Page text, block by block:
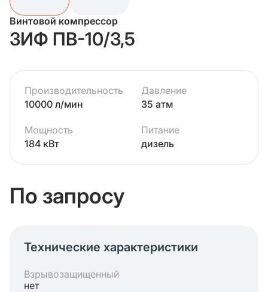
Винтовой компрессор
ЗИФ ПВ-10/3,5
Производительность
10000 л/мин
Давление
35 атм
Мощность
184 кВт
Питание
дизель
По запросу
Технические характеристики
Взрывозащищенный
нет